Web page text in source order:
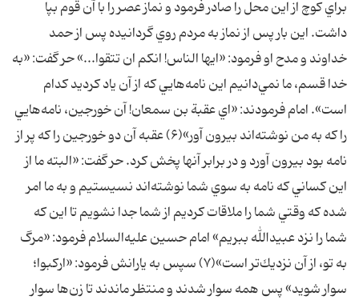
براي كوچ از اين محل را صادر فرمود و نماز عصر را با آن قوم بپا
داشت. اين بار پس از نماز به مردم روي گردانيده پس از حمد
خداوند و مدح او فرمود: «ايها الناس! انكم ان تتقوا...» حر گفت: «به
خدا قسم، ما نمي‌دانيم اين نامه‌هايي كه از آن ياد كرديد كدام
است». امام فرمودند: «اي عقبة بن سمعان! آن خورجين، نامه‌هايي
را كه به من نوشته‌اند بيرون آور»(۶) عقبه آن دو خورجين را كه پر از
نامه بود بيرون آورد و در برابر آنها پخش كرد. حر گفت: «البته ما از
اين كساني كه نامه به سوي شما نوشته‌اند نسيستيم و به ما امر
شده كه وقتي شما را ملاقات كرديم از شما جدا نشويم تا اين كه
شما را نزد عبيدالله ببريم» امام حسين عليه‌السلام فرمود: «مرگ
به تو، از آن نزديك‌تر است»(۷) سپس به يارانش فرمود: «اركبوا؛
سوار شويد» پس همه سوار شدند و منتظر ماندند تا زن‌ها سوار